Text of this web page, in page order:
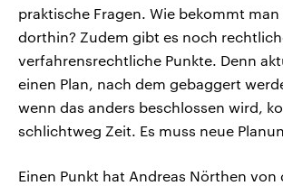
praktische Fragen. Wie bekommt man
dorthin? Zudem gibt es noch
verfahrensrechtliche Punkte. Denn
einen Plan, nach dem gebaggert
wenn das anders beschlossen wird,
schlichtweg Zeit. Es muss neue
Einen Punkt hat Andreas Nörthen von